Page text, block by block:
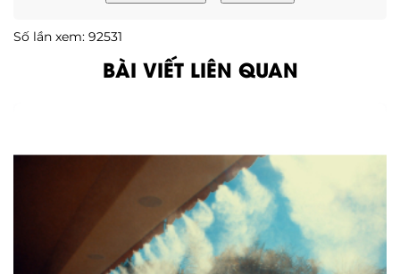
Số lần xem: 92531
BÀI VIẾT LIÊN QUAN